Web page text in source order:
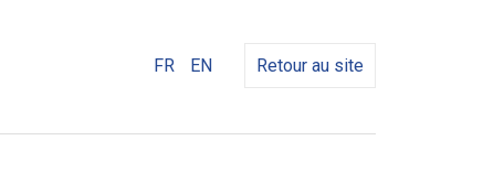
FR EN Retour au site